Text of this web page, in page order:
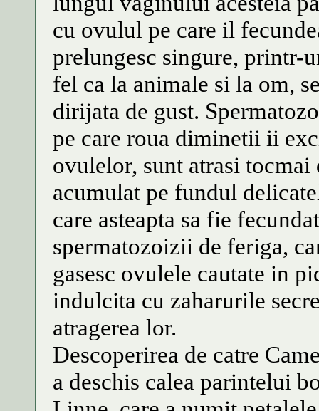
cu ovulul pe care il
prelungesc singure, printr-
fel ca la animale si la om,
dirijata de gust.
pe care roua diminetii ii
ovulelor, sunt atrasi
acumulat pe fundul
care asteapta sa fie
spermatozoizii de feriga,
gasesc ovulele cautate in
indulcita cu zaharurile
atragerea lor.
Descoperirea de catre
a deschis calea parintelui